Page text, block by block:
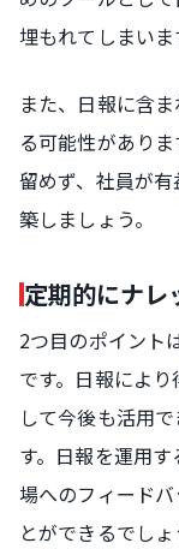
埋もれてしまいま
また、日報に含
る可能性があり
留めず、社員が
築しましょう。
定期的にナレ
2つ目のポイント
です。日報によ
して今後も活用
す。日報を運用
場へのフィード
とができるでしょ